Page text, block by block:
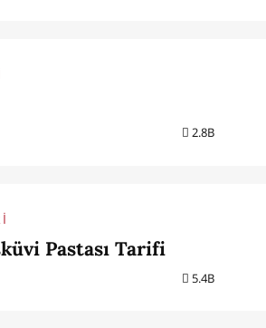
2.8B
Pastası Tarifi
5.4B